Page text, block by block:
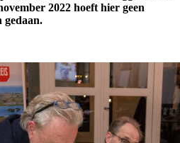
2022 hoeft hier geen
gedaan.